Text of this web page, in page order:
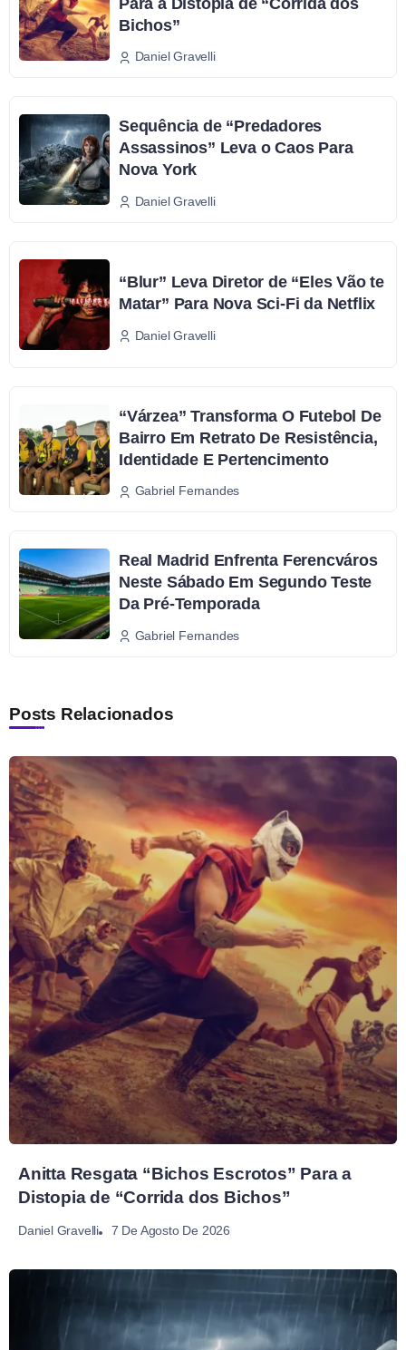
Bichos”
Daniel Gravelli
Sequência de “Predadores
Assassinos” Leva o Caos Para
Nova York
Daniel Gravelli
“Blur” Leva Diretor de “Eles Vão te
Matar” Para Nova Sci-Fi da Netflix
Daniel Gravelli
“Várzea” Transforma O Futebol De
Bairro Em Retrato De Resistência,
Identidade E Pertencimento
Gabriel Fernandes
Real Madrid Enfrenta Ferencváros
Neste Sábado Em Segundo Teste
Da Pré-Temporada
Gabriel Fernandes
Posts Relacionados
Anitta Resgata “Bichos Escrotos” Para a
Distopia de “Corrida dos Bichos”
Daniel Gravelli 7 De Agosto De 2026